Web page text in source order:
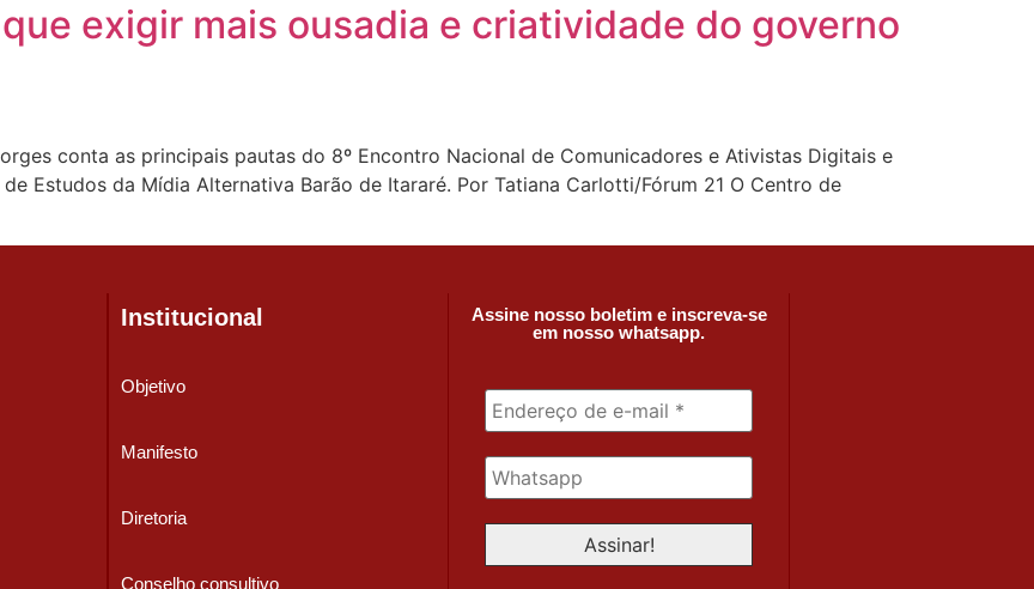
exigir mais ousadia e criatividade do governo
conta as principais pautas do 8º Encontro Nacional de Comunicadores e Ativistas Digitais e
Estudos da Mídia Alternativa Barão de Itararé. Por Tatiana Carlotti/Fórum 21 O Centro de
Institucional
Objetivo
Manifesto
Diretoria
Conselho consultivo
Assine nosso boletim e inscreva-se
em nosso whatsapp.